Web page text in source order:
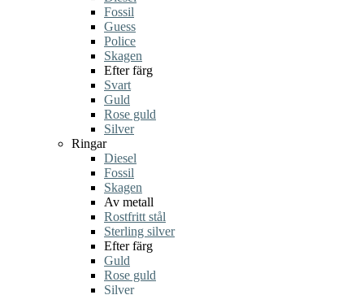
Fossil
Guess
Police
Skagen
Efter färg
Svart
Guld
Rose guld
Silver
Ringar
Diesel
Fossil
Skagen
Av metall
Rostfritt stål
Sterling silver
Efter färg
Guld
Rose guld
Silver